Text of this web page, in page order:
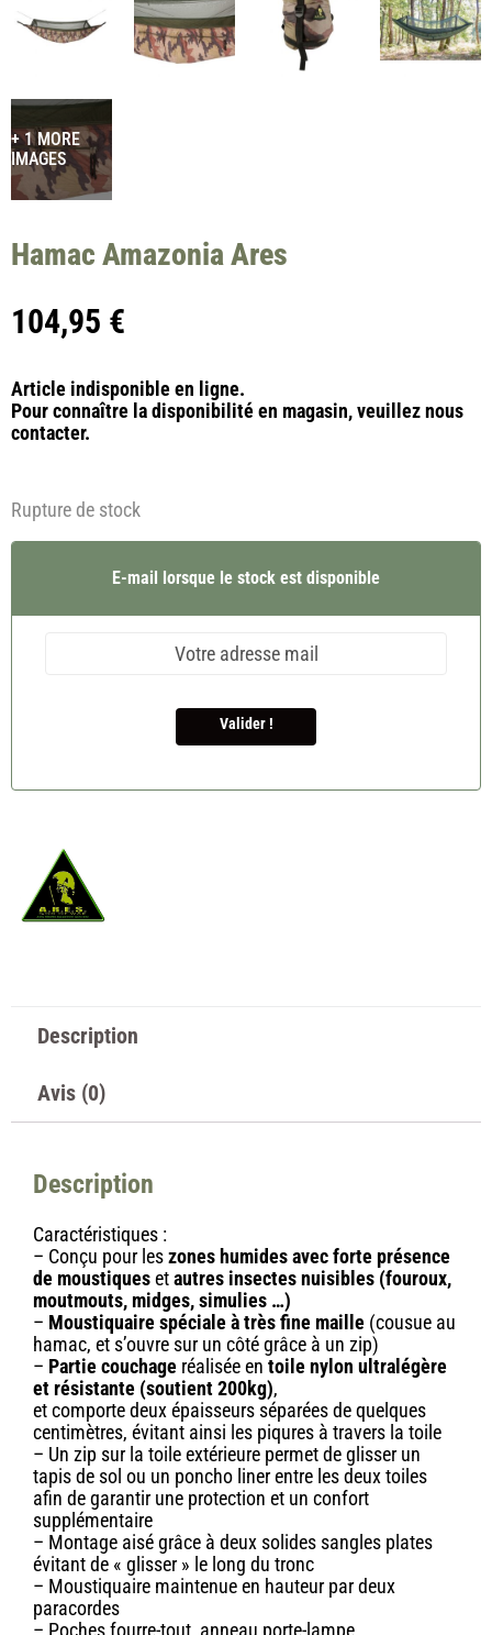
+ 1 MORE
IMAGES
Hamac Amazonia Ares
104,95 €
Article indisponible en ligne.
Pour connaître la disponibilité en magasin, veuillez nous
contacter.
Rupture de stock
E-mail lorsque le stock est disponible
Valider !
Description
Avis (0)
Description
Caractéristiques :
– Conçu pour leszones humides avec forte présence
de moustiquesetautres insectes nuisibles (fouroux,
moutmouts, midges, simulies …)
– Moustiquaire spéciale à très fine maille (cousue au
hamac, et s’ouvre sur un côté grâce à un zip)
– Partie couchage réalisée en toile nylon ultralégère
et résistante (soutient 200kg),
et comporte deux épaisseurs séparées de quelques
centimètres, évitant ainsi les piqures à travers la toile
– Un zip sur la toile extérieure permet de glisser un
tapis de sol ou un poncho liner entre les deux toiles
afin de garantir une protection et un confort
supplémentaire
– Montage aisé grâce à deux solides sangles plates
évitant de « glisser » le long du tronc
– Moustiquaire maintenue en hauteur par deux
paracordes
– Poches fourre-tout, anneau porte-lampe